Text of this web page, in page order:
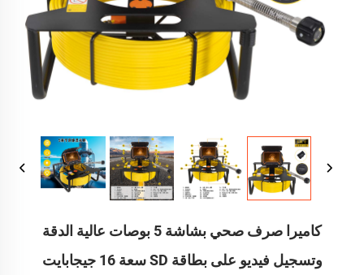
كاميرا صرف صحي بشاشة 5 بوصات عالية الدقة
وتسجيل فيديو على بطاقة SD سعة 16 جيجابايت